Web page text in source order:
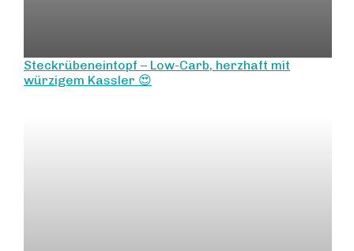
Steckrübeneintopf – Low-Carb, herzhaft mit
würzigem Kassler 😍